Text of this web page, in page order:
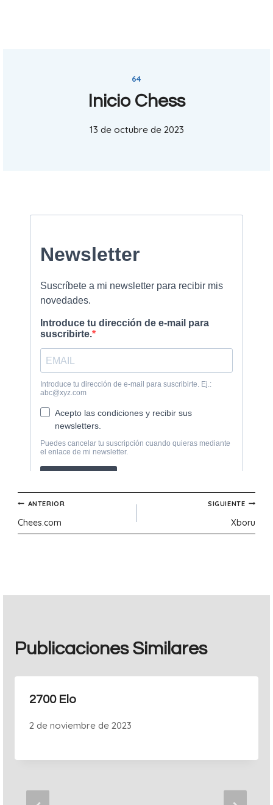
64
Inicio Chess
13 de octubre de 2023
Navegación
de
ANTERIOR
Chees.com
SIGUIENTE
Xboru
Publicaciones Similares
2700 Elo
2 de noviembre de 2023